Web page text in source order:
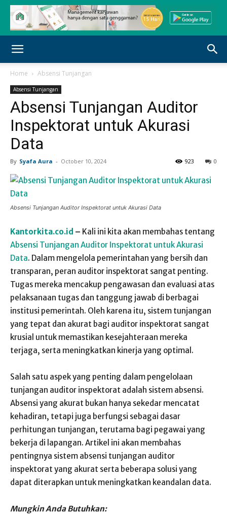
Home Absensi Tunjangan
Absensi Tunjangan
Absensi Tunjangan Auditor
Inspektorat untuk Akurasi
Data
By Syafa Aura - October 10, 2024 0
923
Absensi Tunjangan Auditor Inspektorat untuk Akurasi Data
Kantorkita.co.id – Kali ini kita akan membahas tentang
Absensi Tunjangan Auditor Inspektorat untuk Akurasi
Data. Dalam mengelola pemerintahan yang bersih dan
transparan, peran auditor inspektorat sangat penting.
Tugas mereka mencakup pengawasan dan evaluasi atas
pelaksanaan tugas dan tanggung jawab di berbagai
institusi pemerintah. Oleh karena itu, sistem tunjangan
yang tepat dan akurat bagi auditor inspektorat sangat
krusial untuk memastikan kesejahteraan mereka
terjaga, serta meningkatkan kinerja yang optimal.
Salah satu aspek yang penting dalam pengelolaan
tunjangan auditor inspektorat adalah sistem absensi.
Absensi yang akurat bukan hanya sekedar mencatat
kehadiran, tetapi juga berfungsi sebagai dasar
perhitungan tunjangan, terutama bagi pegawai yang
bekerja di lapangan. Artikel ini akan membahas
pentingnya sistem absensi tunjangan auditor
inspektorat yang akurat serta beberapa solusi yang
dapat diterapkan untuk meningkatkan keandalan data.
Mungkin Anda Butuhkan: